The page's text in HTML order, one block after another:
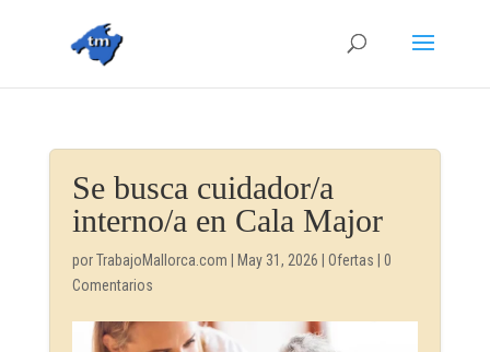
Se busca cuidador/a
interno/a en Cala Major
porTrabajoMallorca.com May 31, 2026 Ofertas
0
Comentarios